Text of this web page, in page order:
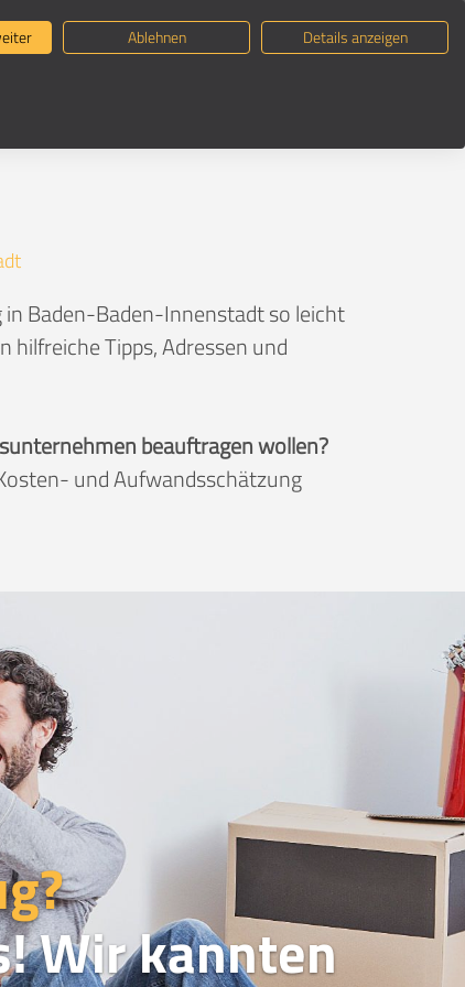
suchen Umzugsratgeber
in Baden-Baden-Innenstadt so leicht
Tipps, Adressen und
beauftragen wollen?
und Aufwandsschätzung
Wir kannten
Ablehnen Details anzeigen